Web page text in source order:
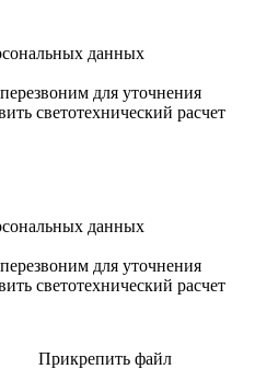
данных
для уточнения
светотехнический расчет
данных
для уточнения
светотехнический расчет
Прикрепить файл